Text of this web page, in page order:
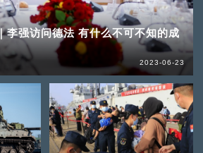
李强访问德法 有什么不可不知的成
2023-06-23